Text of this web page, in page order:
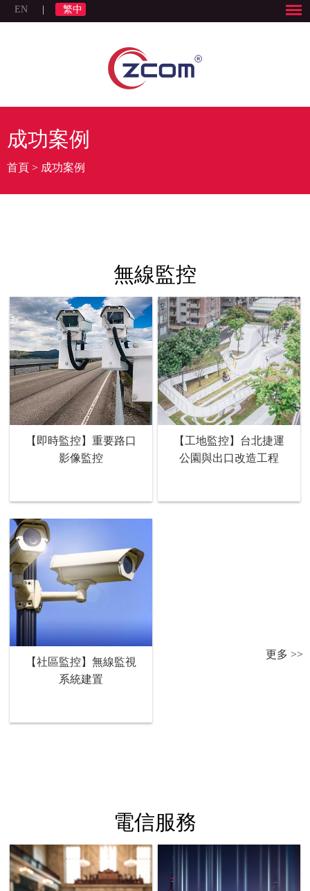
EN 繁中
成功案例
首頁 > 成功案例
無線監控
【即時監控】重要路口
影像監控
【工地監控】台北捷運
公園與出口改造工程
【社區監控】無線監視
系統建置
更多 >>
電信服務